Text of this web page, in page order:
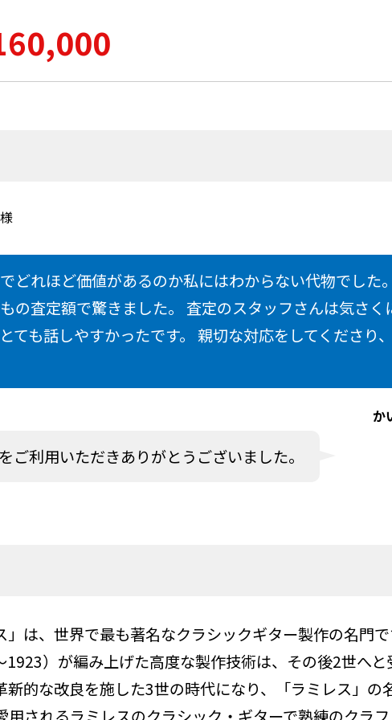
どれほど価値があるのか私にはわからない代物でした
の査定額で驚きました。 査定のスタッフさんは気さく
ても話しやすかったです。 親切な対応をしてくださり
か
ご利用いただきありがとうございました。
」は、世界で最も著名なクラシックギター製作の名門
）が編み上げた高度な製作技術は、その後2世へ
新的な改良を施した3世の時代になり、「ラミレス」